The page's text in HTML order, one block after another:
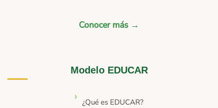
Conocer más →
Modelo EDUCAR
¿Qué es EDUCAR?